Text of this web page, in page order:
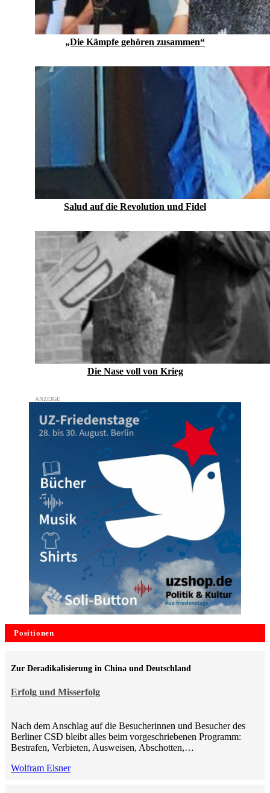
„Die Kämpfe gehören zusammen“
Salud auf die Revolution und Fidel
Die Nase voll von Krieg
Positionen
Erfolg und Misserfolg
Zur Deradikalisierung in China und Deutschland
Nach dem Anschlag auf die Besucherinnen und Besucher des
Berliner CSD bleibt alles beim vorgeschriebenen Programm:
Bestrafen, Verbieten, Ausweisen, Abschotten,…
Wolfram Elsner